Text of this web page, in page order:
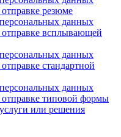
отправке резюме
данных
отправке всплывающей
данных
стандартной
данных
отправке типовой формы
или решения